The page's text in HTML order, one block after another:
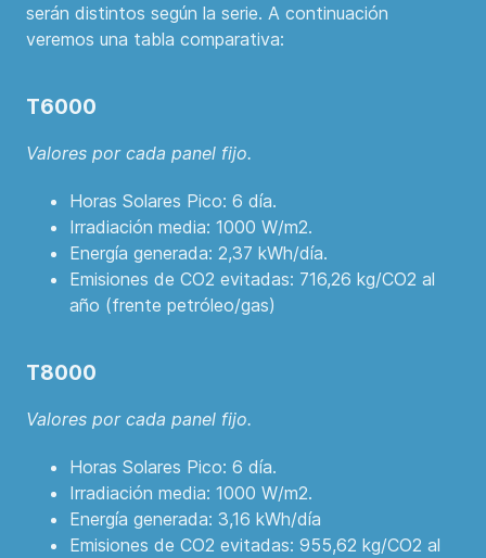
serán distintos según la serie. A continuación
veremos una tabla comparativa:
T6000
Valores por cada panel fijo.
Horas Solares Pico: 6 día.
Irradiación media: 1000 W/m2.
Energía generada: 2,37 kWh/día.
Emisiones de CO2 evitadas: 716,26 kg/CO2 al
año (frente petróleo/gas)
T8000
Valores por cada panel fijo.
Horas Solares Pico: 6 día.
Irradiación media: 1000 W/m2.
Energía generada: 3,16 kWh/día
Emisiones de CO2 evitadas: 955,62 kg/CO2 al